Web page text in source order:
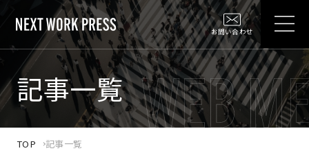
お問い合わせ
記事一覧
TOP 記事一覧